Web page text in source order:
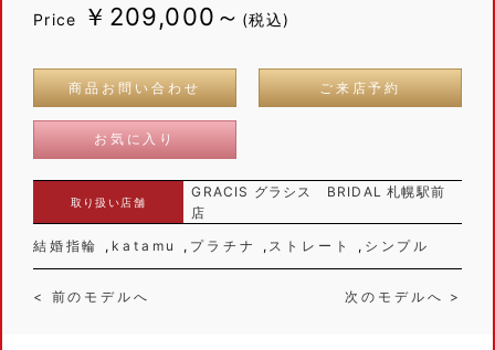
Price ￥209,000～ (税込)
商品お問い合わせ ご来店予約
お気に入り
取り扱い店舗
GRACIS グラシス BRIDAL 札幌駅前
店
結婚指輪
katamu プラチナ ストレート シンプル
< 前のモデルへ 次のモデルへ >